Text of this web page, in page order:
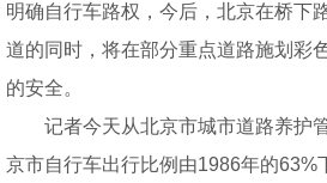
明确自行车路权，今后，北京在桥下
道的同时，将在部分重点道路施划彩
的安全。
记者今天从北京市城市道路养护
京市自行车出行比例由1986年的63%